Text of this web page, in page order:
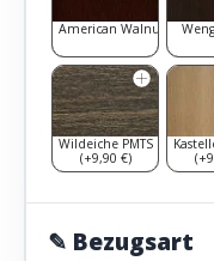
American Walnut PAW1
Wildeiche PMTS
(+9,90 €)
✎ Bezugsart